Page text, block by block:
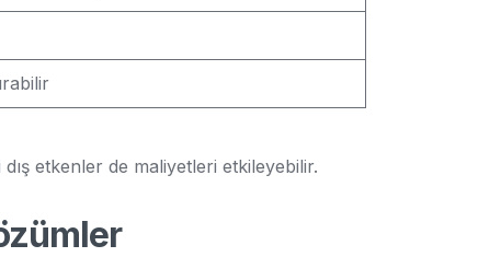
etkenler de maliyetleri etkileyebilir.